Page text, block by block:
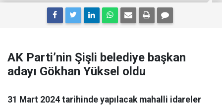
AK Parti’nin Şişli belediye başkan
adayı Gökhan Yüksel oldu
31 Mart 2024 tarihinde yapılacak mahalli idareler